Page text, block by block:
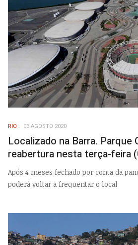
RIO 03 AGOSTO 2020
Localizado na Barra. Parque
reabertura nesta terça-feira
Após 4 meses fechado por conta da
poderá voltar a frequentar o local